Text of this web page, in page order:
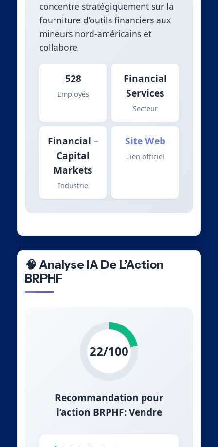
concentre stratégiquement sur la
fourniture d’outils financiers aux
mineurs nord-américains et
collabore
528
Employés
Financial
Services
Secteur
Financial –
Capital
Markets
Industrie
Site Web
Lien officiel
🧠 Analyse IA De L’Action
BRPHF
22/100
Recommandation pour
l’action BRPHF: Vendre